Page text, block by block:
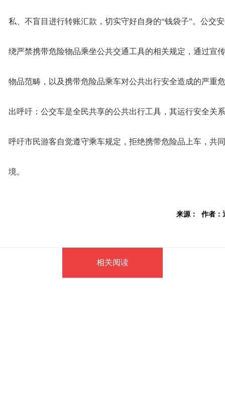
私、不盲目进行转账汇款，切实守好自身的“钱袋子”。公交
绕严禁携带危险物品乘坐公共交通工具的相关规定，通过宣
物品范畴，以及携带危险品乘车对公共出行安全造成的严重
出呼吁：公交车是全民共享的公共出行工具，其运行安全关
呼吁市民游客自觉遵守乘车规定，拒绝携带危险品上车，共
境。
来源： 作者：
相关阅读